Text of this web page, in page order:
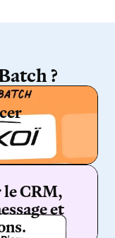
?
CRM,
et